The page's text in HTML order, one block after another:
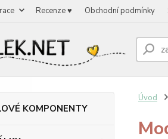
Recenze ♥ Obchodní podmínky
KOMPONENTY
Úvod